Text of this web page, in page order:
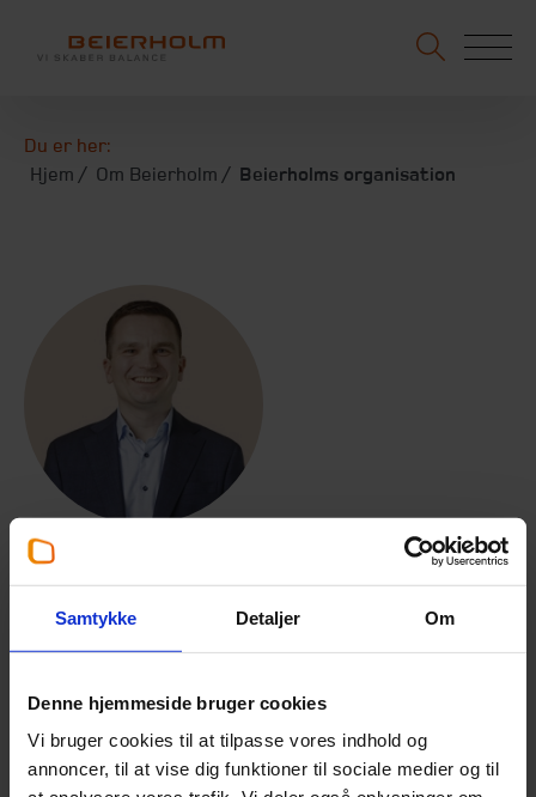
Samtykke Detaljer Om
Denne hjemmeside bruger cookies
Vi bruger cookies til at tilpasse vores indhold og
annoncer, til at vise dig funktioner til sociale medier og til
Du er her:
Hjem
Om Beierholm Beierholms organisation
Thomas Nic. Nielsen
Partner,Statsautoriseret revisor
tnn@beierholm.dk
Arbejder her: